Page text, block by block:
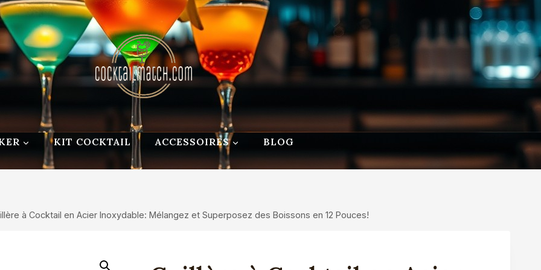
KIT COCKTAIL ACCESSOIRES BLOG
à Cocktail en Acier Inoxydable: Mélangez et Superposez des Boissons en 12 Pouces!